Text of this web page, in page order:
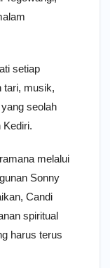
setiap
tari, musik,
seolah
Kediri.
melalui
Sonny
Candi
spiritual
harus terus